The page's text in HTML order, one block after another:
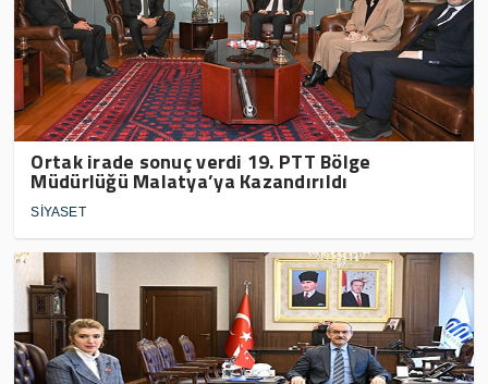
Ortak irade sonuç verdi 19. PTT Bölge
Müdürlüğü Malatya’ya Kazandırıldı
SİYASET